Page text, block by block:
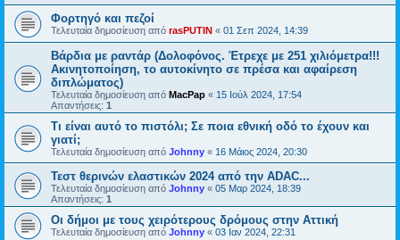
Φορτηγό και πεζοί
Τελευταία δημοσίευση από rasPUTIN « 01 Σεπ 2024, 14:39
Βάρδια με ραντάρ (Δολοφόνος. Έτρεχε με 251 χιλιόμετρα!!!
Ακινητοποίηση, το αυτοκίνητο σε πρέσα και αφαίρεση
διπλώματος)
Τελευταία δημοσίευση από MacPap « 15 Ιούλ 2024, 17:54
Απαντήσεις: 1
Τι είναι αυτό το πιστόλι; Σε ποια εθνική οδό το έχουν και
γιατί;
Τελευταία δημοσίευση από Johnny « 16 Μάιος 2024, 20:30
Τεστ θερινών ελαστικών 2024 από την ADAC...
Τελευταία δημοσίευση από Johnny « 05 Μαρ 2024, 18:39
Απαντήσεις: 1
Οι δήμοι με τους χειρότερους δρόμους στην Αττική
Τελευταία δημοσίευση από Johnny « 03 Ιαν 2024, 22:31